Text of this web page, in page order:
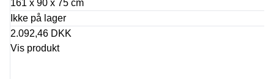
161 x 90 x 75 cm
Ikke på lager
2.092,46 DKK
Vis produkt